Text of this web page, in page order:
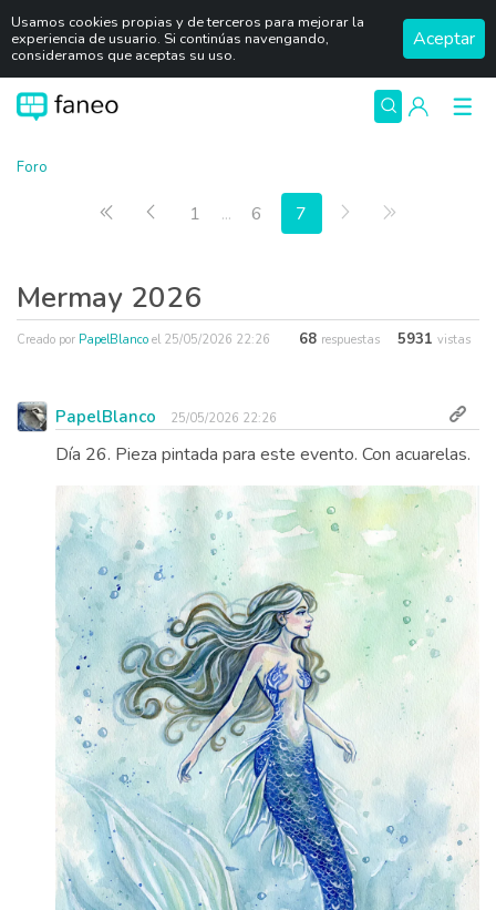
Usamos cookies propias y de terceros para mejorar la
experiencia de usuario. Si continúas navengando,
consideramos que aceptas su uso.
Aceptar
Foro
Primera página
Anterior
1 ... 6 7 Siguiente
Mermay 2026
Creado por PapelBlanco el 25/05/2026 22:26 68 respuestas 5931 vistas
PapelBlanco 25/05/2026 22:26
Día 26. Pieza pintada para este evento. Con acuarelas.